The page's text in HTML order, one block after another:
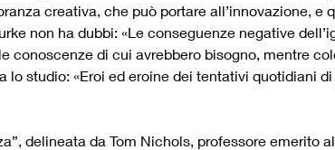
creativa, che può portare all’innovazione, e
non ha dubbi: «Le conseguenze negative
conoscenze di cui avrebbero bisogno, mentre
studio: «Eroi ed eroine dei tentativi quotidiani di
delineata da Tom Nichols, professore emerito